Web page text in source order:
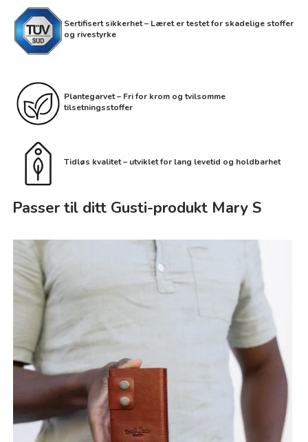
Sertifisert sikkerhet – Læret er testet for skadelige stoffer
og rivestyrke
Plantegarvet – Fri for krom og tvilsomme
tilsetningsstoffer
Tidløs kvalitet – utviklet for lang levetid og holdbarhet
Passer til ditt Gusti-produkt Mary S